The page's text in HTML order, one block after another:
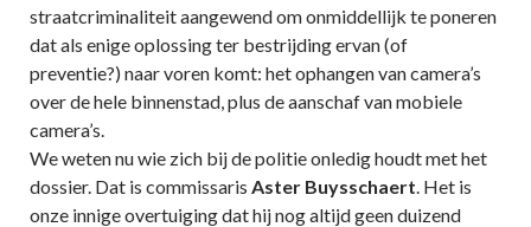
straatcriminaliteit aangewend om onmiddellijk te poneren
dat als enige oplossing ter bestrijding ervan (of
preventie?) naar voren komt: het ophangen van camera’s
over de hele binnenstad, plus de aanschaf van mobiele
camera’s.
We weten nu wie zich bij de politie onledig houdt met het
dossier. Dat is commissaris Aster Buysschaert. Het is
onze innige overtuiging dat hij nog altijd geen duizend